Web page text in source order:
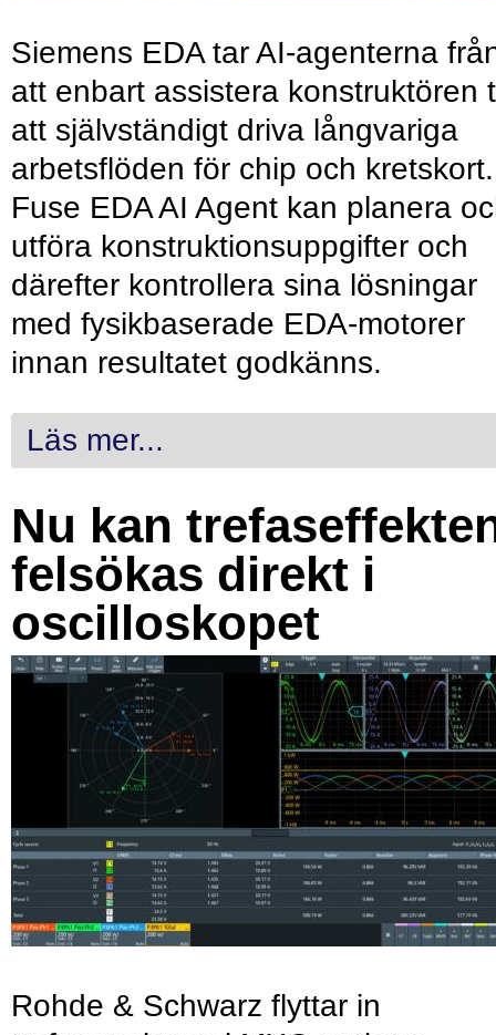
Siemens EDA tar AI-agenterna
att enbart assistera konstruktören
att självständigt driva långvariga
arbetsflöden för chip och kretskort.
Fuse EDA AI Agent kan planera
utföra konstruktionsuppgifter och
därefter kontrollera sina lösningar
med fysikbaserade EDA-motorer
innan resultatet godkänns.
Läs mer...
Nu kan
felsökas direkt i
oscilloskopet
Rohde & Schwarz flyttar in